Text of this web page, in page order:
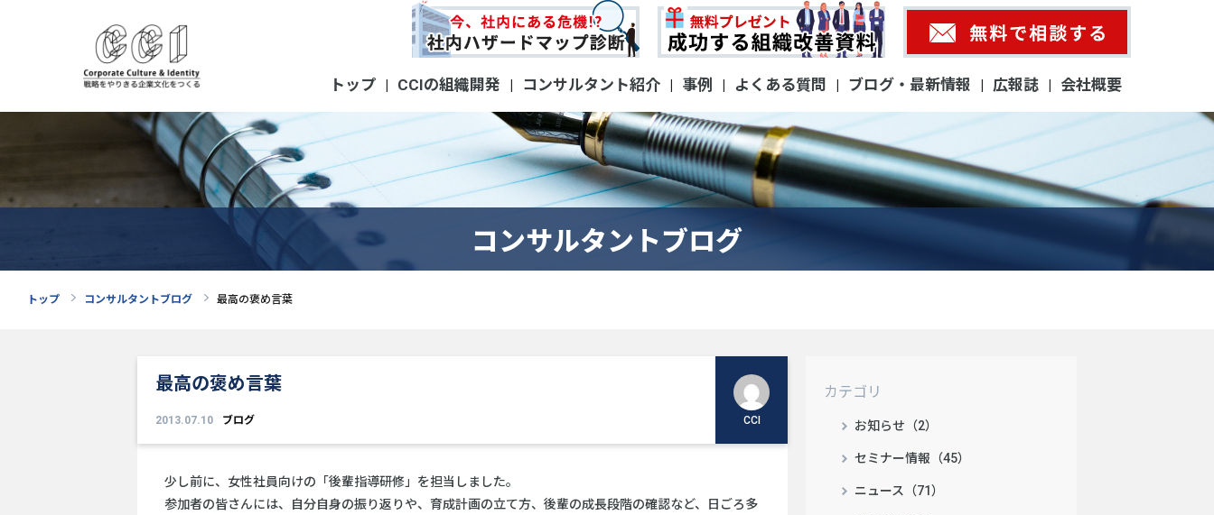
トップ | CCIの組織開発 | コンサルタント紹介 | 事例 | よくある質問 | ブログ・最新情報 | 広報誌 | 会社概要
コンサルタントブログ
トップ コンサルタントブログ 最高の褒め言葉
最高の褒め言葉
2013.07.10 ブログ CCI
少し前に、女性社員向けの「後輩指導研修」を担当しました。
参加者の皆さんには、自分自身の振り返りや、育成計画の立て方、後輩の成長段階の確認など、日ごろ多
カテゴリ
お知らせ（2）
セミナー情報（45）
ニュース（71）